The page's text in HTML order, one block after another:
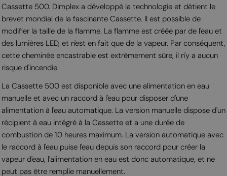
Cassette 500. Dimplex a développé la technologie et détient le
brevet mondial de la fascinante Cassette. Il est possible de
modifier la taille de la flamme. La flamme est créée par de l'eau et
des lumières LED, et n'est en fait que de la vapeur. Par conséquent,
cette cheminée encastrable est extrêmement sûre, il n'y a aucun
risque d'incendie.
La Cassette 500 est disponible avec une alimentation en eau
manuelle et avec un raccord à l'eau pour disposer d'une
alimentation à l'eau automatique. La version manuelle dispose d'un
récipient à eau intégré à la Cassette et a une durée de
combustion de 10 heures maximum. La version automatique avec
le raccord à l'eau puise l'eau depuis son raccord pour créer la
vapeur d'eau, l'alimentation en eau est donc automatique, et ne
peut pas être remplie manuellement.